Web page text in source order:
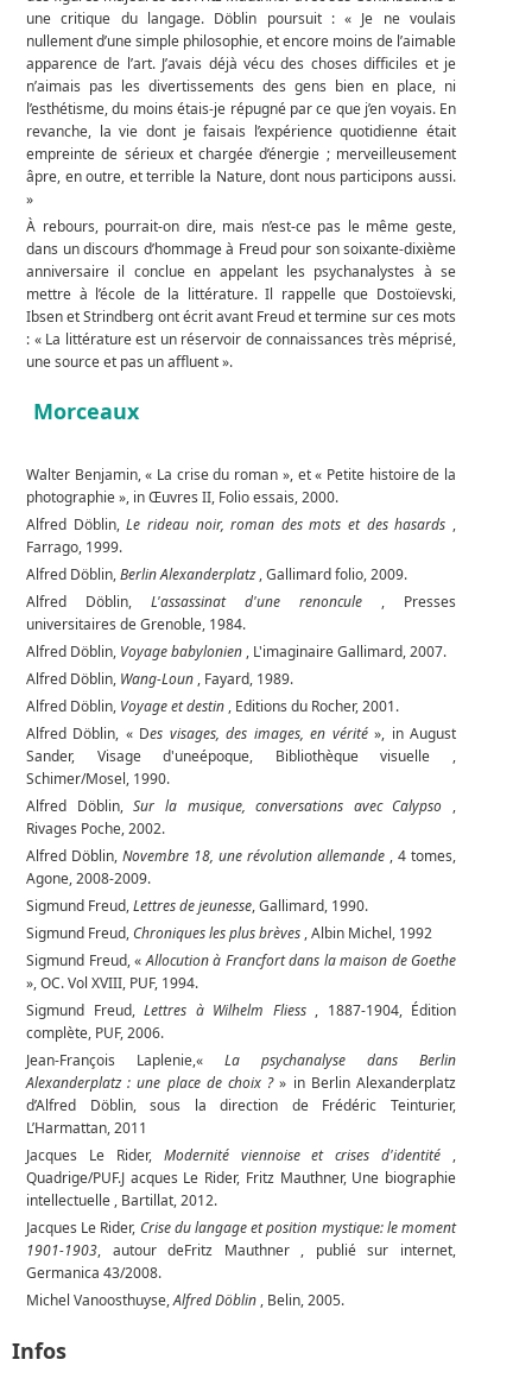
une critique du langage. Döblin poursuit : « Je ne voulais
nullement d’une simple philosophie, et encore moins de l’aimable
apparence de l’art. J’avais déjà vécu des choses difficiles et je
n’aimais pas les divertissements des gens bien en place, ni
l’esthétisme, du moins étais-je répugné par ce que j’en voyais. En
revanche, la vie dont je faisais l’expérience quotidienne était
empreinte de sérieux et chargée d’énergie ; merveilleusement
âpre, en outre, et terrible la Nature, dont nous participons aussi.
»
À rebours, pourrait-on dire, mais n’est-ce pas le même geste,
dans un discours d’hommage à Freud pour son soixante-dixième
anniversaire il conclue en appelant les psychanalystes à se
mettre à l’école de la littérature. Il rappelle que Dostoïevski,
Ibsen et Strindberg ont écrit avant Freud et termine sur ces mots
: « La littérature est un réservoir de connaissances très méprisé,
une source et pas un affluent ».
Morceaux
Walter Benjamin, « La crise du roman », et « Petite histoire de la
photographie », in Œuvres II, Folio essais, 2000.
Alfred Döblin,Le rideau noir, roman des mots et des hasards ,
Farrago, 1999.
Alfred Döblin,Berlin Alexanderplatz, Gallimard folio, 2009.
Alfred Döblin, L'assassinat d'une renoncule , Presses
universitaires de Grenoble, 1984.
Alfred Döblin, Voyage babylonien , L'imaginaire Gallimard, 2007.
Alfred Döblin, Wang-Loun , Fayard, 1989.
Alfred Döblin, Voyage et destin , Editions du Rocher, 2001.
Alfred Döblin, « Des visages, des images, en vérité», in August
Sander, Visage d'uneépoque, Bibliothèque visuelle ,
Schimer/Mosel, 1990.
Alfred Döblin,Sur la musique, conversations avec Calypso ,
Rivages Poche, 2002.
Alfred Döblin, Novembre 18, une révolution allemande , 4 tomes,
Agone, 2008-2009.
Sigmund Freud,Lettres de jeunesse, Gallimard, 1990.
Sigmund Freud, Chroniques les plus brèves , Albin Michel, 1992
Sigmund Freud, «Allocution à Francfort dans la maison de Goethe
», OC. Vol XVIII, PUF, 1994.
Sigmund Freud, Lettres à Wilhelm Fliess, 1887-1904, Édition
complète, PUF, 2006.
Jean-François Laplenie,« La psychanalyse dans Berlin
Alexanderplatz : une place de choix ?» in Berlin Alexanderplatz
d’Alfred Döblin, sous la direction de Frédéric Teinturier,
L’Harmattan, 2011
Jacques Le Rider, Modernité viennoise et crises d'identité ,
Quadrige/PUF.J acques Le Rider, Fritz Mauthner, Une biographie
intellectuelle , Bartillat, 2012.
Jacques Le Rider, Crise du langage et position mystique: le moment
1901-1903, autour deFritz Mauthner , publié sur internet,
Germanica 43/2008.
Michel Vanoosthuyse,Alfred Döblin , Belin, 2005.
Infos